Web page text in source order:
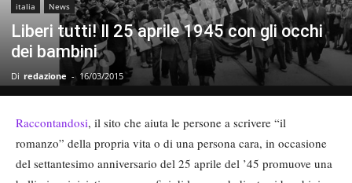
italia News
Liberi tutti! Il 25 aprile 1945 con gli occhi
dei bambini
Di redazione - 16/03/2015
Raccontandosi, il sito che aiuta le persone a scrivere “il
romanzo” della propria vita o di una persona cara, in occasione
del settantesimo anniversario del 25 aprile del ’45 promuove una